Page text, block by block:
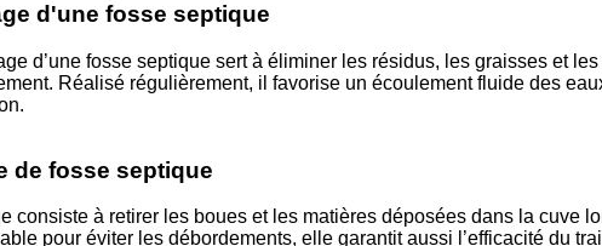
d'une fosse septique
d’une fosse septique sert à éliminer les résidus, les graisses et
Réalisé régulièrement, il favorise un écoulement fluide des
de fosse septique
consiste à retirer les boues et les matières déposées dans la cuve
pour éviter les débordements, elle garantit aussi l’efficacité du